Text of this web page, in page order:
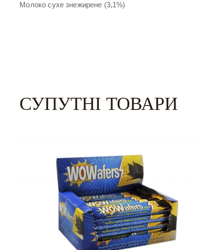
Молоко сухе знежирене (3,1%)
СУПУТНІ ТОВАРИ